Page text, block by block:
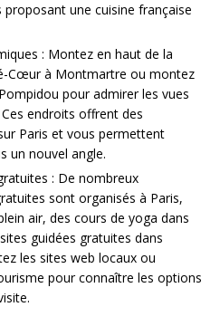
une cuisine française
: Montez en haut de la
Cœur à Montmartre ou montez
pour admirer les vues
endroits offrent des
Paris et vous permettent
un nouvel angle.
: De nombreux
sont organisés à Paris,
air, des cours de yoga dans
guidées gratuites dans
les sites web locaux ou
pour connaître les options